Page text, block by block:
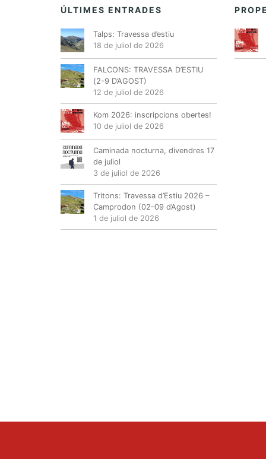
ÚLTIMES ENTRADES
Talps: Travessa d’estiu
18 de juliol de 2026
FALCONS: TRAVESSA D’ESTIU
(2-9 D’AGOST)
12 de juliol de 2026
Kom 2026: inscripcions obertes!
10 de juliol de 2026
Caminada nocturna, divendres 17
de juliol
3 de juliol de 2026
Tritons: Travessa d’Estiu 2026 –
Camprodon (02–09 d’Agost)
1 de juliol de 2026